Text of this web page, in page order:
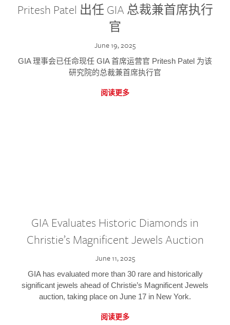
Pritesh Patel 出任 GIA 总裁兼首席执行
官
June 19, 2025
GIA 理事会已任命现任 GIA 首席运营官 Pritesh Patel 为该
研究院的总裁兼首席执行官
阅读更多
GIA Evaluates Historic Diamonds in
Christie’s Magnificent Jewels Auction
June 11, 2025
GIA has evaluated more than 30 rare and historically
significant jewels ahead of Christie’s Magnificent Jewels
auction, taking place on June 17 in New York.
阅读更多